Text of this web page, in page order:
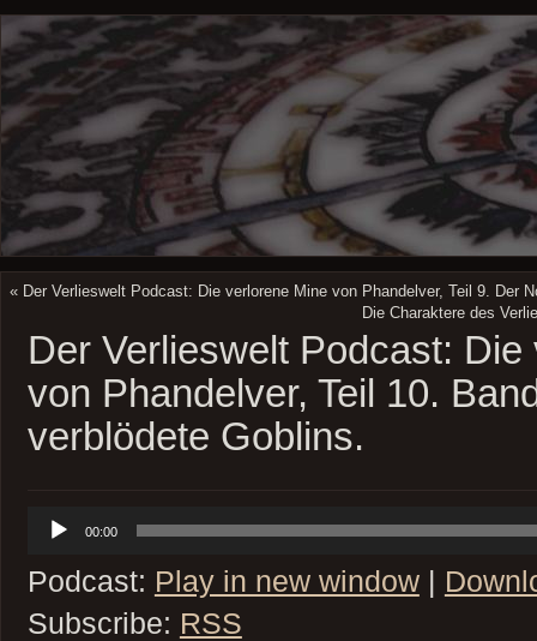
« Der Verlieswelt Podcast: Die verlorene Mine von Phandelver, Teil 9. Der
Die Charaktere des
Der Verlieswelt Podcast:
von Phandelver, Teil 10.
verblödete Goblins.
Audio-
Player
00:00
Podcast: Play in new window|
Subscribe: RSS